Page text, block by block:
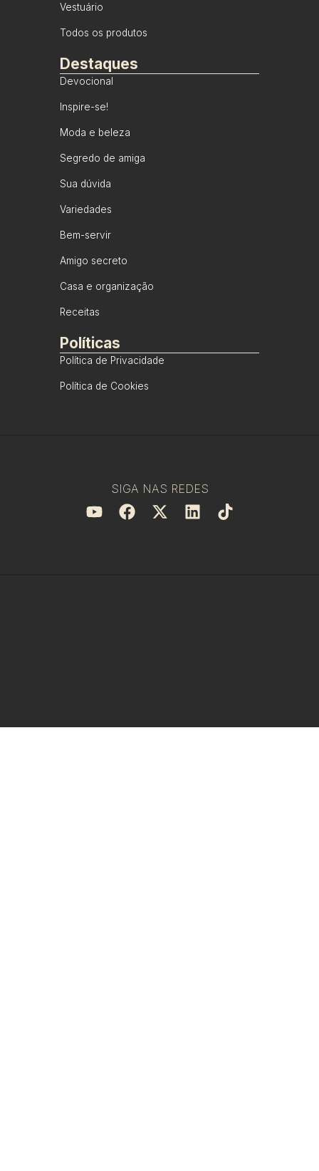
Vestuário
Todos os produtos
Destaques
Devocional
Inspire-se!
Moda e beleza
Segredo de amiga
Sua dúvida
Variedades
Bem-servir
Amigo secreto
Casa e organização
Receitas
Políticas
Política de Privacidade
Política de Cookies
SIGA NAS REDES